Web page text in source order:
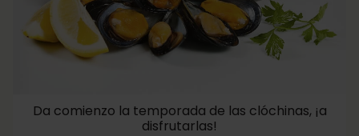
Da comienzo la temporada de las clóchinas, ¡a
disfrutarlas!